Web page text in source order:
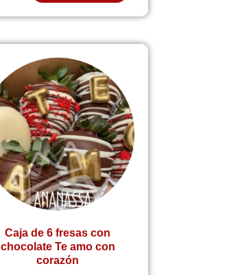
Caja de 6 fresas con
chocolate Te amo con
corazón